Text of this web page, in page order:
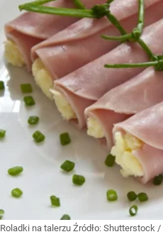
Roladki na talerzu Źródło: Shutterstock /